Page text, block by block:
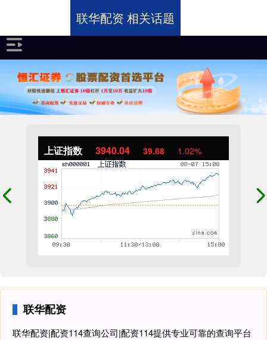
上证指数 3940.04 39.68 1.02%
联华配资
联华配资|配资114查询公司|配资114提供专业可靠的查询平台
联华配资 相关话题